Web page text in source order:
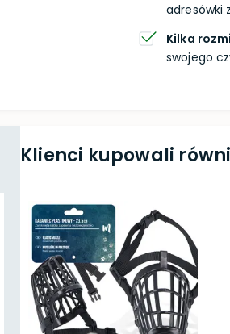
adresówki
Kilka
swojego
Klienci kupowali